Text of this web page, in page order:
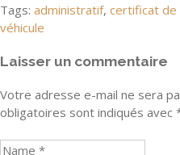
Tags: administratif, certificat de
véhicule
Laisser un commentaire
Votre adresse e-mail ne sera
obligatoires sont indiqués avec